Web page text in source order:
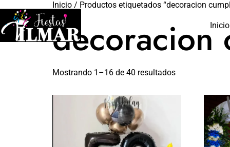
Inicio
Inicio / Productos etiquetados “decoracion
decoracion
Mostrando 1–16 de 40 resultados